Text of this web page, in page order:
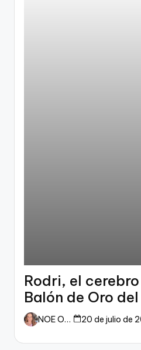
Rodri, el
Balón de Oro
dueño del fútbol
NOE ORTIZ 20 de julio de